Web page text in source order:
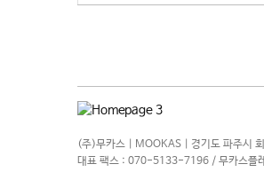
(주)무카스 | MOOKAS | 경기도 파주시
대표 팩스 : 070-5133-7196 / 무카스플